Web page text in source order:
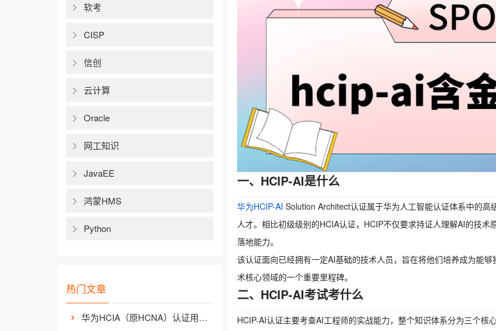
软考
CISP
信创
云计算
Oracle
网工知识
JavaEE
鸿蒙HMS
Python
热门文章
华为HCIA（原HCNA）认证用处大吗？
一、HCIP-AI是什么
华为HCIP-AI Solution Architect认证属于华为人工智能认证体系中的
人才。相比初级级别的HCIA认证，HCIP不仅要求持证人理解AI的技
落地能力。
该认证面向已经拥有一定AI基础的技术人员，旨在将他们培养成为能
术核心领域的一个重要里程碑。
二、HCIP-AI考试考什么
HCIP-AI认证主要考查AI工程师的实战能力，整个知识体系分为三个核心